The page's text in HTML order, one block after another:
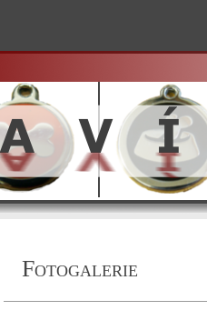
Fotogalerie